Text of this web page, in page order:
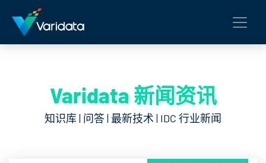
Varidata 新闻资讯
知识库 | 问答 | 最新技术 | IDC 行业新闻